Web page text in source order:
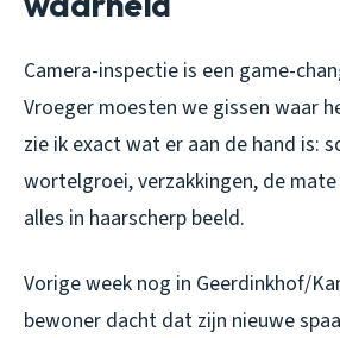
Camera-inspectie is een game-
Vroeger moesten we gissen waar
zie ik exact wat er aan de hand is:
wortelgroei, verzakkingen, de
alles in haarscherp beeld.
Vorige week nog in Geerdinkhof/
bewoner dacht dat zijn nieuwe